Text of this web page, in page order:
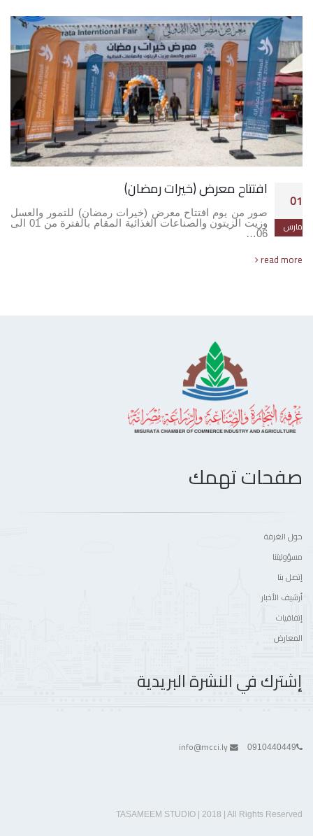
01
مارس
افتتاح معرض (خيرات رمضان)
صور من يوم افتتاح معرض (خيرات رمضان) للتمور والعسل
وزيت الزيتون والصناعات الغذائية المقام بالفترة من 01 الى
06…
read more
صفحات تهمك
حول الغرفة
مسؤوليتنا
إتصل بنا
أرشيف الأخبار
إتفاقيات
المعارض
إشترك في النشرة البريدية
0910440449
info@mcci.ly
TASAMEEM STUDIO | 2018 | All Rights Reserved